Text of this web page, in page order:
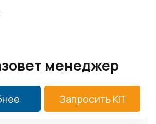
менеджер
Запросить КП